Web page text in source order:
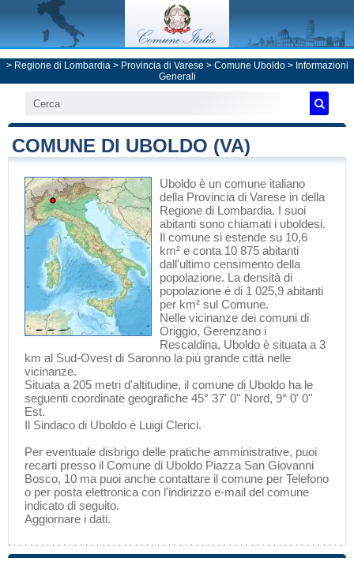
> Regione di Lombardia> Provincia di Varese > Comune Uboldo> Informazioni
Generali
COMUNE DI UBOLDO (VA)
Uboldo è un comune italiano
della Provincia di Varese in della
Regione di Lombardia. I suoi
abitanti sono chiamati i uboldesi.
Il comune si estende su 10,6
km² e conta 10 875 abitanti
dall'ultimo censimento della
popolazione. La densità di
popolazione è di 1 025,9 abitanti
per km² sul Comune.
Nelle vicinanze dei comuni di
Origgio, Gerenzano i
Rescaldina, Uboldo è situata a 3
km al Sud-Ovest di Saronno la più grande città nelle
vicinanze.
Situata a 205 metri d'altitudine, il comune di Uboldo ha le
seguenti coordinate geografiche 45° 37' 0'' Nord, 9° 0' 0''
Est.
Il Sindaco di Uboldo è Luigi Clerici.
Per eventuale disbrigo delle pratiche amministrative, puoi
recarti presso il Comune di Uboldo Piazza San Giovanni
Bosco, 10 ma puoi anche contattare il comune per Telefono
o per posta elettronica con l'indirizzo e-mail del comune
indicato di seguito.
Aggiornare i dati.